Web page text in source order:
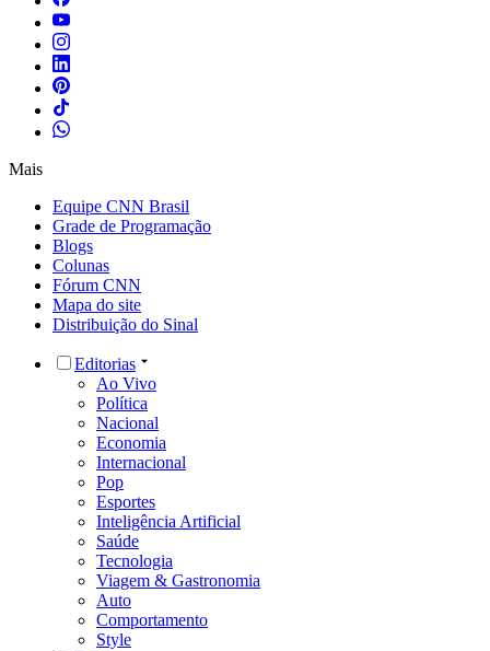
Mais
Equipe CNN Brasil
Grade de Programação
Blogs
Colunas
Fórum CNN
Mapa do site
Distribuição do Sinal
Editorias
Ao Vivo
Política
Nacional
Economia
Internacional
Pop
Esportes
Inteligência Artificial
Saúde
Tecnologia
Viagem & Gastronomia
Auto
Comportamento
Style